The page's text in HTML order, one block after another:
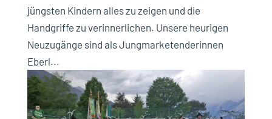
jüngsten Kindern alles zu zeigen und die
Handgriffe zu verinnerlichen. Unsere heurigen
Neuzugänge sind als Jungmarketenderinnen
Eberl...